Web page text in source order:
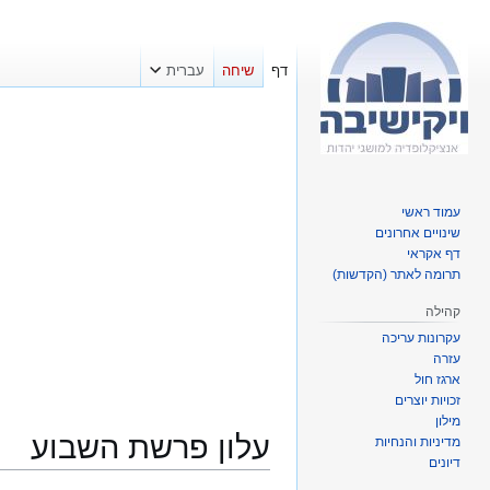
עלון פרשת השבוע
דף שיחה עברית
עמוד ראשי
שינויים אחרונים
דף אקראי
תרומה לאתר (הקדשות)
קהילה
עקרונות עריכה
עזרה
ארגז חול
זכויות יוצרים
מילון
מדיניות והנחיות
דיונים